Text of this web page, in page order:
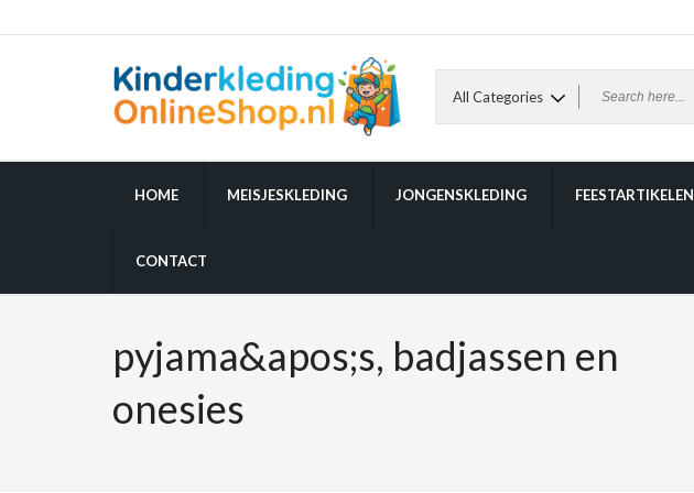
HOME MEISJESKLEDING JONGENSKLEDING FEESTARTIKELEN
CONTACT
pyjama&apos;s, badjassen en
onesies